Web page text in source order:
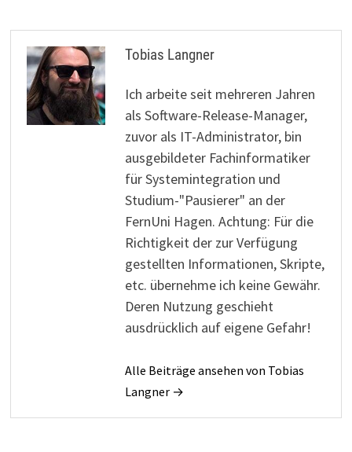
Tobias Langner
Ich arbeite seit mehreren Jahren
als Software-Release-Manager,
zuvor als IT-Administrator, bin
ausgebildeter Fachinformatiker
für Systemintegration und
Studium-"Pausierer" an der
FernUni Hagen. Achtung: Für die
Richtigkeit der zur Verfügung
gestellten Informationen, Skripte,
etc. übernehme ich keine Gewähr.
Deren Nutzung geschieht
ausdrücklich auf eigene Gefahr!
Alle Beiträge ansehen von Tobias
Langner →